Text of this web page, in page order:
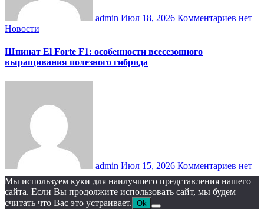
admin Июл 18, 2026 Комментариев нет
Новости
Шпинат El Forte F1: особенности всесезонного
выращивания полезного гибрида
admin Июл 15, 2026 Комментариев нет
Мы используем куки для наилучшего представления нашего
сайта. Если Вы продолжите использовать сайт, мы будем
считать что Вас это устраивает. Ok